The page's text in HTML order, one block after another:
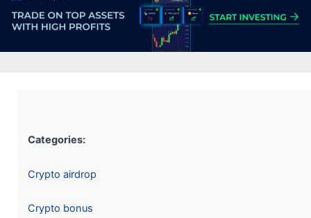
Categories:
Crypto airdrop
Crypto bonus